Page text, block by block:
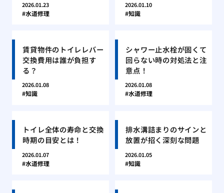
2026.01.23
水道修理
2026.01.10
知識
賃貸物件のトイレレバー
交換費用は誰が負担す
る？
2026.01.08
知識
シャワー止水栓が固くて
回らない時の対処法と注
意点！
2026.01.08
水道修理
トイレ全体の寿命と交換
時期の目安とは！
2026.01.07
水道修理
排水溝詰まりのサインと
放置が招く深刻な問題
2026.01.05
知識